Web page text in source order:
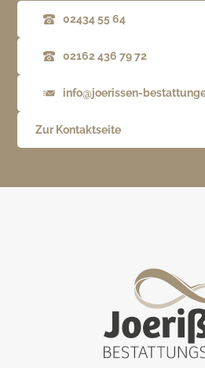
02434 55 64
02162 436 79 72
info@joerissen-
Zur Kontaktseite